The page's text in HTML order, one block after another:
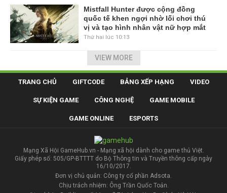
Mistfall Hunter được cộng đồng
quốc tế khen ngợi nhờ lối chơi thú
vị và tạo hình nhân vật nữ hợp mắt
Thứ hai lúc 10:13
VIEW MORE
TRANG CHỦ GIFTCODE BẢNG XẾP HẠNG VIDEO
SỰ KIỆN GAME CÔNG NGHỆ GAME MOBILE
GAME ONLINE ESPORTS
Mạng Xã Hội GameHub.vn - Mạng xã hội dành cho game thủ Việt.
Giấy phép số: 505/GP-BTTTT do Bộ Thông tin và Truyền thông cấp ngày
16/10/2017.
Đơn vị chủ quản: Công ty cổ phần Adsota.
Chịu trách nhiệm: Ông Trần Quốc Toản.